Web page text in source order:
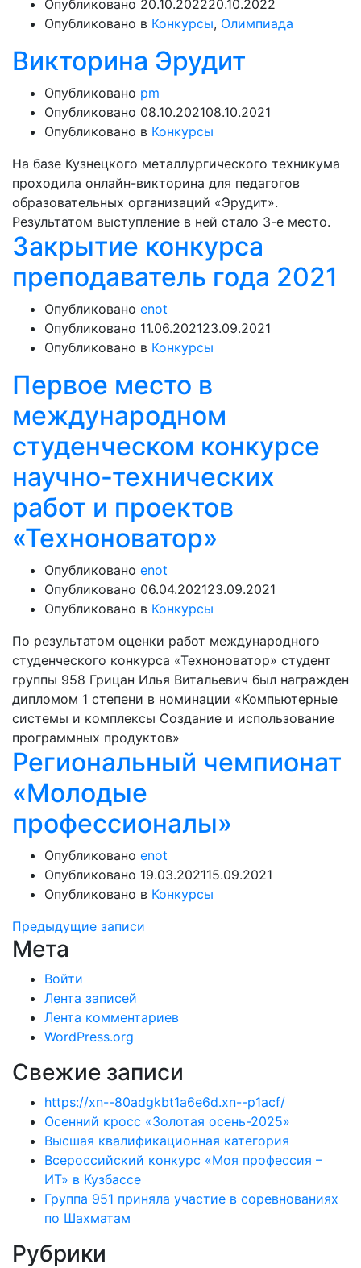
Опубликовано 20.10.202220.10.2022
Опубликовано в Конкурсы, Олимпиада
Викторина Эрудит
Опубликовано pm
Опубликовано 08.10.202108.10.2021
Опубликовано в Конкурсы
На базе Кузнецкого металлургического техникума
проходила онлайн-викторина для педагогов
образовательных организаций «Эрудит».
Результатом выступление в ней стало 3-е место.
Закрытие конкурса
преподаватель года 2021
Опубликовано enot
Опубликовано 11.06.202123.09.2021
Опубликовано в Конкурсы
Первое место в
международном
студенческом конкурсе
научно-технических
работ и проектов
«Техноноватор»
Опубликовано enot
Опубликовано 06.04.202123.09.2021
Опубликовано в Конкурсы
По результатом оценки работ международного
студенческого конкурса «Техноноватор» студент
группы 958 Грицан Илья Витальевич был награжден
дипломом 1 степени в номинации «Компьютерные
системы и комплексы Создание и использование
программных продуктов»
Региональный чемпионат
«Молодые
профессионалы»
Опубликовано enot
Опубликовано 19.03.202115.09.2021
Опубликовано в Конкурсы
Навигация
по
записям
Предыдущие записи
Мета
Войти
Лента записей
Лента комментариев
WordPress.org
Свежие записи
https://xn--80adgkbt1a6e6d.xn--p1acf/
Осенний кросс «Золотая осень-2025»
Высшая квалификационная категория
Всероссийский конкурс «Моя профессия –
ИТ» в Кузбассе
Группа 951 приняла участие в соревнованиях
по Шахматам
Рубрики